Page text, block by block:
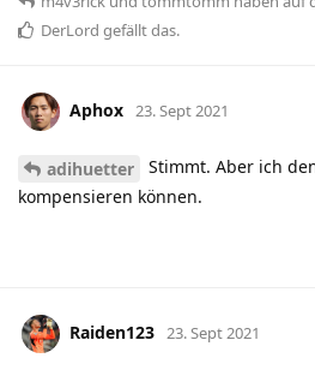
DerLord gefällt das.
Aphox 23. Sept 2021
adihuetter
Stimmt. Aber ich
kompensieren können.
Raiden123 23. Sept 2021